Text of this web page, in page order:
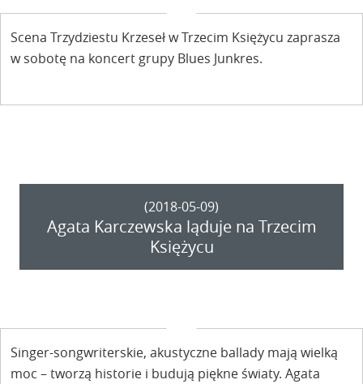
Scena Trzydziestu Krzeseł w Trzecim Księżycu zaprasza
w sobotę na koncert grupy Blues Junkres.
(2018-05-09)
Agata Karczewska ląduje na Trzecim
Księżycu
Singer-songwriterskie, akustyczne ballady mają wielką
moc – tworzą historie i budują piękne światy. Agata